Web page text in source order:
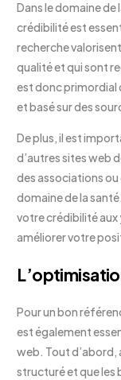
Dans le domaine
crédibilité est
recherche
qualité et qui sont
est donc
et basé sur des
De plus, il est
d’autres sites web
des associations
domaine de la
votre crédibilité aux
améliorer votre
Pour un bon
est également
web. Tout d’abord,
structuré et que les